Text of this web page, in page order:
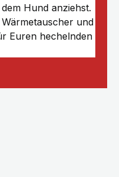
Hund anziehst.
und
Euren hechelnden